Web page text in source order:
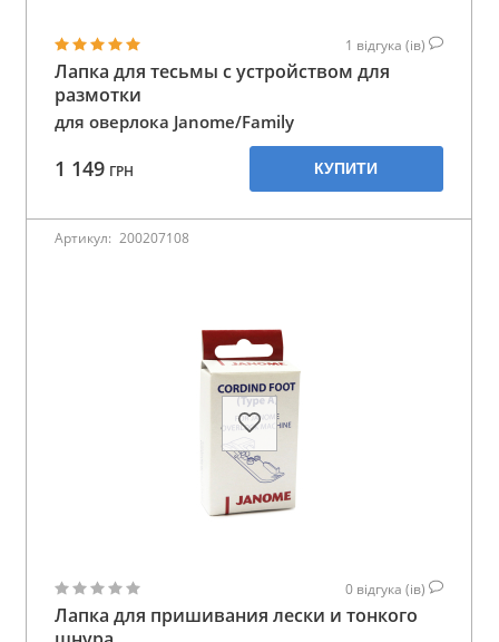
1 відгука (ів)
Лапка для тесьмы с устройством для
размотки
для оверлока Janome/Family
1 149 ГРН КУПИТИ
Артикул: 200207108
0 відгука (ів)
Лапка для пришивания лески и тонкого